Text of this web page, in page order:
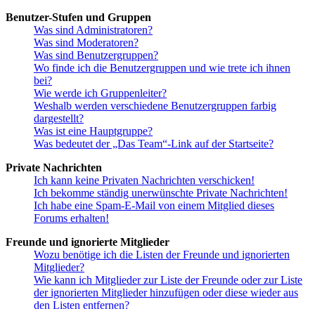
Benutzer-Stufen und Gruppen
Was sind Administratoren?
Was sind Moderatoren?
Was sind Benutzergruppen?
Wo finde ich die Benutzergruppen und wie trete ich ihnen
bei?
Wie werde ich Gruppenleiter?
Weshalb werden verschiedene Benutzergruppen farbig
dargestellt?
Was ist eine Hauptgruppe?
Was bedeutet der „Das Team“-Link auf der Startseite?
Private Nachrichten
Ich kann keine Privaten Nachrichten verschicken!
Ich bekomme ständig unerwünschte Private Nachrichten!
Ich habe eine Spam-E-Mail von einem Mitglied dieses
Forums erhalten!
Freunde und ignorierte Mitglieder
Wozu benötige ich die Listen der Freunde und ignorierten
Mitglieder?
Wie kann ich Mitglieder zur Liste der Freunde oder zur Liste
der ignorierten Mitglieder hinzufügen oder diese wieder aus
den Listen entfernen?